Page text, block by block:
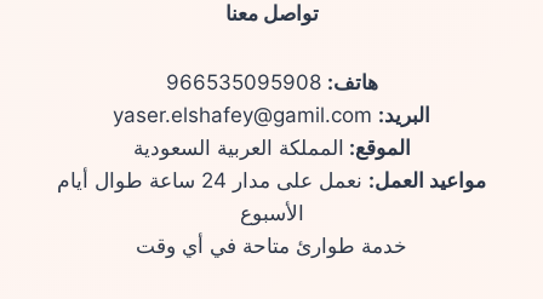
تواصل معنا
هاتف: 966535095908
البريد:
الموقع: المملكة العربية السعودية
مواعيد العمل:
نعمل على مدار 24 ساعة طوال أيام
الأسبوع
خدمة طوارئ متاحة في أي وقت